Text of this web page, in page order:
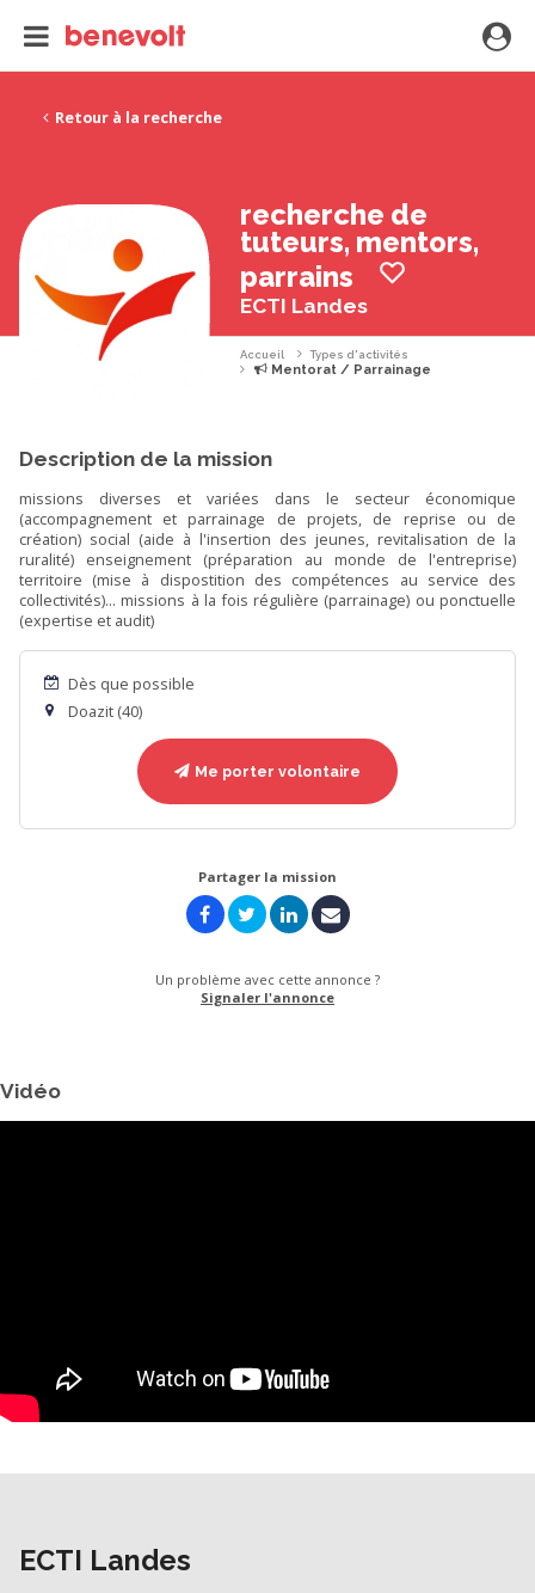
Retour à la recherche
recherche de
tuteurs, mentors,
parrains
ECTI Landes
Accueil Types d'activités
Mentorat / Parrainage
Description de la mission
missions diverses et variées dans le secteur économique
(accompagnement et parrainage de projets, de reprise ou de
création) social (aide à l'insertion des jeunes, revitalisation de la
ruralité) enseignement (préparation au monde de l'entreprise)
territoire (mise à dispostition des compétences au service des
collectivités)... missions à la fois régulière (parrainage) ou ponctuelle
(expertise et audit)
Dès que possible
Doazit (40)
Me porter volontaire
Partager la mission
Un problème avec cette annonce ?
Signaler l'annonce
Vidéo
ECTI Landes